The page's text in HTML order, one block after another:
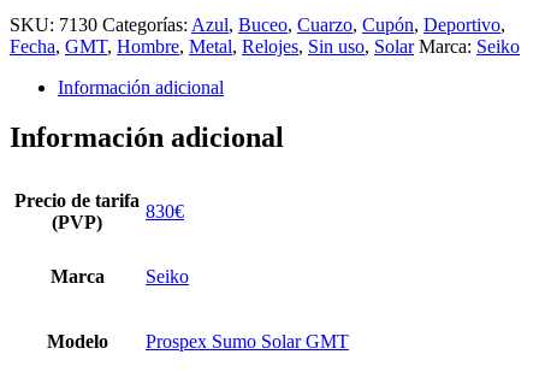
SKU: 7130 Categorías: Azul, Buceo, Cuarzo, Cupón, Deportivo,
Fecha, GMT, Hombre, Metal, Relojes, Sin uso, Solar Marca: Seiko
Información adicional
Información adicional
Precio de tarifa
(PVP)
830€
Marca Seiko
Modelo Prospex Sumo Solar GMT